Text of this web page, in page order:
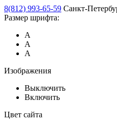
8(812) 993-65-59 Санкт-
Размер шрифта:
А
А
А
Изображения
Выключить
Включить
Цвет сайта